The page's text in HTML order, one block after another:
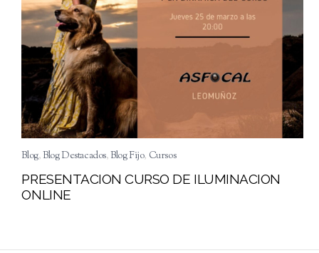
Blog,Blog Destacados,Blog Fijo, Cursos
PRESENTACION CURSO DE ILUMINACION
ONLINE